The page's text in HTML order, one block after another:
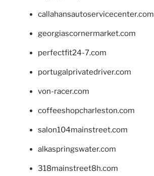
callahansautoservicecenter.com
georgiascornermarket.com
perfectfit24-7.com
portugalprivatedriver.com
von-racer.com
coffeeshopcharleston.com
salon104mainstreet.com
alkaspringswater.com
318mainstreet8h.com